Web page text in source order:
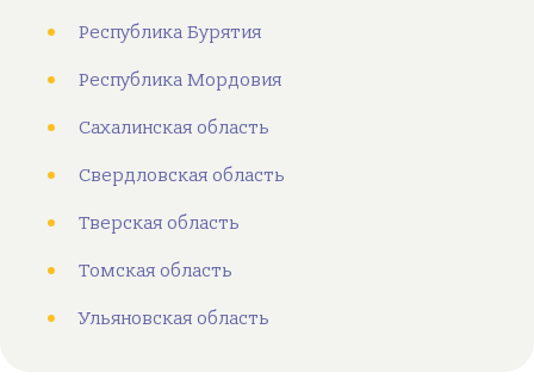
Республика Бурятия
Республика Мордовия
Сахалинская область
Свердловская область
Тверская область
Томская область
Ульяновская область